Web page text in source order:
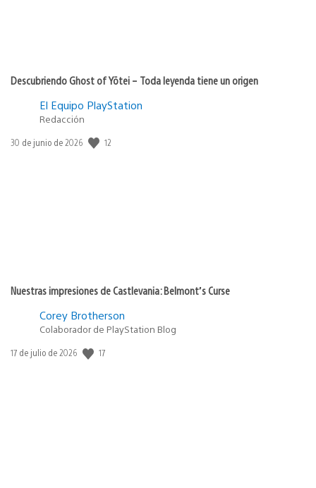
Descubriendo Ghost of Yōtei – Toda leyenda tiene un origen
El Equipo PlayStation
Redacción
Fecha
30 de junio de 2026 12
Nuestras impresiones de Castlevania: Belmont’s Curse
Corey Brotherson
Colaborador de PlayStation Blog
Fecha
17 de julio de 2026 17